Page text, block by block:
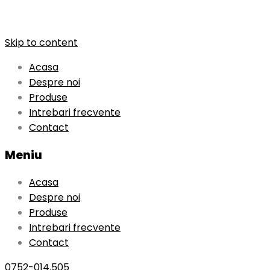
Skip to content
Acasa
Despre noi
Produse
Intrebari frecvente
Contact
Meniu
Acasa
Despre noi
Produse
Intrebari frecvente
Contact